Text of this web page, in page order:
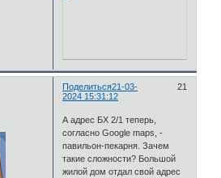
Поделиться 21
21-03-
2024 15:31:12
А адрес БХ 2/1 теперь,
согласно Google maps, -
павильон-пекарня. Зачем
такие сложности? Большой
жилой дом отдал свой адрес